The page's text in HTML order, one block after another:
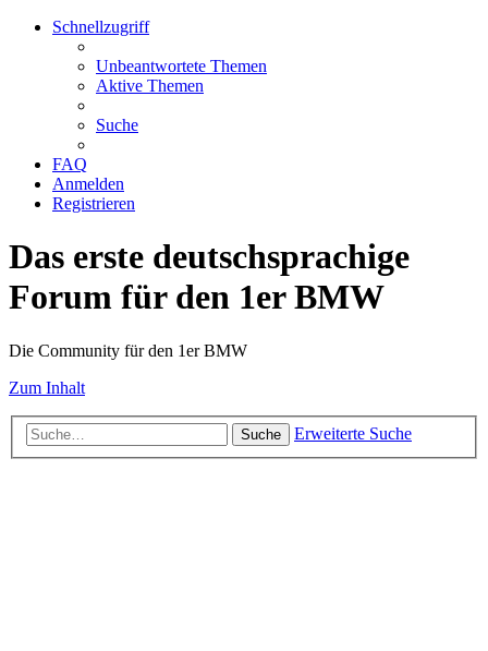
Schnellzugriff
Unbeantwortete Themen
Aktive Themen
Suche
FAQ
Anmelden
Registrieren
Das erste deutschsprachige
Forum für den 1er BMW
Die Community für den 1er BMW
Zum Inhalt
Suche Erweiterte Suche